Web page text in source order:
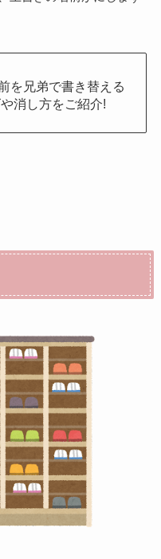
を兄弟で書き替える
消し方をご紹介!